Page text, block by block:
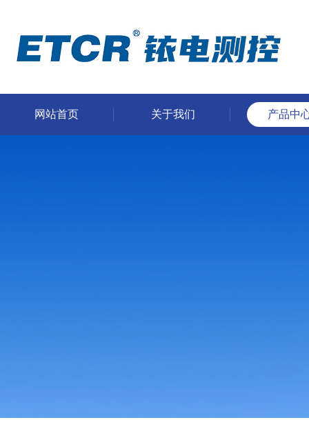
网站首页 关于我们 产品中